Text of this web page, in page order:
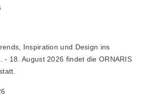
Inspiration und Design ins
- 18. August 2026 findet die ORNARIS